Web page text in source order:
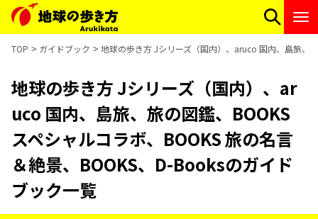
TOP ガイドブック 地球の歩き方 Jシリーズ（国内）、aruco 国内、島旅、
地球の歩き方 Jシリーズ（国内）、ar
uco 国内、島旅、旅の図鑑、BOOKS
スペシャルコラボ、BOOKS 旅の名言
＆絶景、BOOKS、D-Booksのガイド
ブック一覧